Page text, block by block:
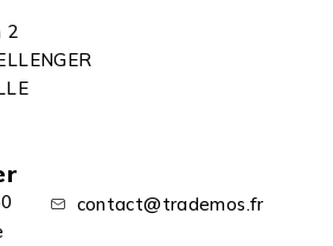
2
contact@trademos.fr